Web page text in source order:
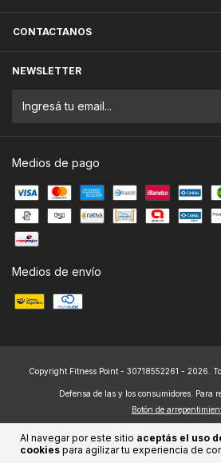
Al navegar por este sitio aceptás el uso
cookies para agilizar tu experiencia de
CONTACTANOS
NEWSLETTER
Medios de pago
Medios de envío
Copyright Fitness Point - 30718552261 - 2026.
Defensa de las y los consumidores. Para
Botón de